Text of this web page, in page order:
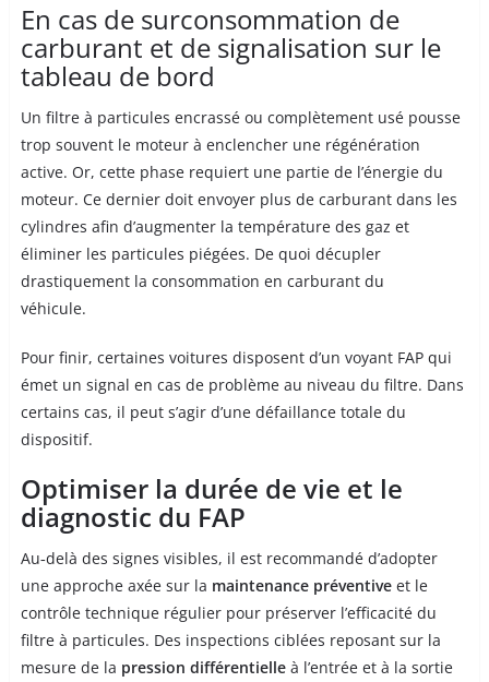
En cas de surconsommation de
carburant et de signalisation sur le
tableau de bord
Un filtre à particules encrassé ou complètement usé pousse
trop souvent le moteur à enclencher une régénération
active. Or, cette phase requiert une partie de l’énergie du
moteur. Ce dernier doit envoyer plus de carburant dans les
cylindres afin d’augmenter la température des gaz et
éliminer les particules piégées. De quoi décupler
drastiquement la consommation en carburant du
véhicule.
Pour finir, certaines voitures disposent d’un voyant FAP qui
émet un signal en cas de problème au niveau du filtre. Dans
certains cas, il peut s’agir d’une défaillance totale du
dispositif.
Optimiser la durée de vie et le
diagnostic du FAP
Au‑delà des signes visibles, il est recommandé d’adopter
une approche axée sur la maintenance préventiveet le
contrôle technique régulier pour préserver l’efficacité du
filtre à particules. Des inspections ciblées reposant sur la
mesure de la pression différentielleà l’entrée et à la sortie